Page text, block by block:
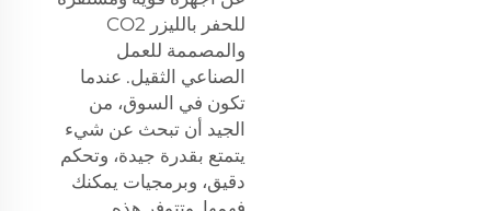
للحفر بالليزر CO2
والمصممة للعمل
الصناعي الثقيل. عندما
تكون في السوق، من
الجيد أن تبحث عن شيء
يتمتع بقدرة جيدة، وتحكم
دقيق، وبرمجيات يمكنك